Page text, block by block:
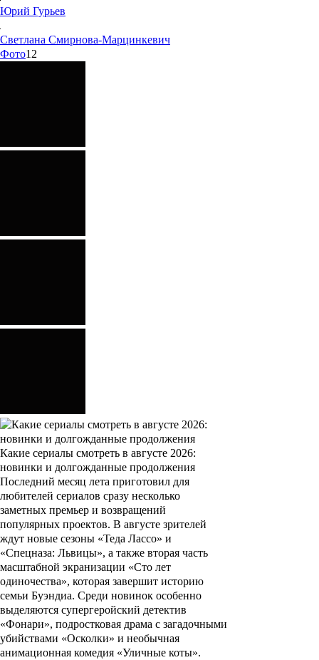
Юрий Гурьев
Светлана Смирнова-Марцинкевич
Фото12
Какие сериалы смотреть в августе 2026:
новинки и долгожданные продолжения
Последний месяц лета приготовил для
любителей сериалов сразу несколько
заметных премьер и возвращений
популярных проектов. В августе зрителей
ждут новые сезоны «Теда Лассо» и
«Спецназа: Львицы», а также вторая часть
масштабной экранизации «Сто лет
одиночества», которая завершит историю
семьи Буэндиа. Среди новинок особенно
выделяются супергеройский детектив
«Фонари», подростковая драма с загадочными
убийствами «Осколки» и необычная
анимационная комедия «Уличные коты».